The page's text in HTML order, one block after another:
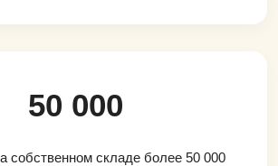
50 000
собственном складе более 50 000